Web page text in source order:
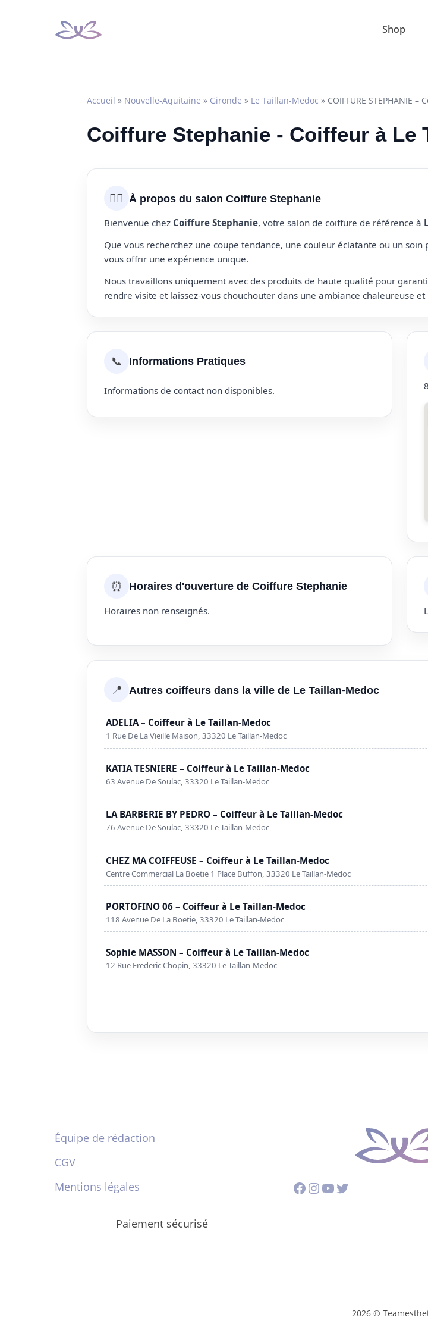
Shop
Accueil » Nouvelle-Aquitaine » Gironde » Le Taillan-Medoc » COIFFURE STEPHANIE
Coiffure Stephanie - Coiffeur à Le
💇‍♀️ À propos du salon Coiffure Stephanie
Bienvenue chez Coiffure Stephanie, votre salon de coiffure de référence à
Que vous recherchez une coupe tendance, une couleur éclatante ou un
vous offrir une expérience unique.
Nous travaillons uniquement avec des produits de haute qualité pour
rendre visite et laissez-vous chouchouter dans une ambiance chaleureuse
📞 Informations Pratiques
Informations de contact non disponibles.
⏰ Horaires d'ouverture de Coiffure Stephanie
Horaires non renseignés.
📍 Autres coiffeurs dans la ville de Le Taillan-Medoc
ADELIA – Coiffeur à Le Taillan-Medoc
1 Rue De La Vieille Maison, 33320 Le Taillan-Medoc
KATIA TESNIERE – Coiffeur à Le Taillan-Medoc
63 Avenue De Soulac, 33320 Le Taillan-Medoc
LA BARBERIE BY PEDRO – Coiffeur à Le Taillan-Medoc
76 Avenue De Soulac, 33320 Le Taillan-Medoc
CHEZ MA COIFFEUSE – Coiffeur à Le Taillan-Medoc
Centre Commercial La Boetie 1 Place Buffon, 33320 Le Taillan-Medoc
PORTOFINO 06 – Coiffeur à Le Taillan-Medoc
118 Avenue De La Boetie, 33320 Le Taillan-Medoc
Sophie MASSON – Coiffeur à Le Taillan-Medoc
12 Rue Frederic Chopin, 33320 Le Taillan-Medoc
Équipe de rédaction
CGV
Mentions légales
Paiement sécurisé
Facebook
Instagram
YouTube
Twitter
2026 ©